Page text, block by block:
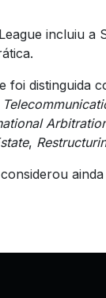
incluiu a
foi distinguida
,
ainda